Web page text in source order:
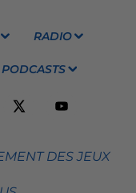
RADIO
PODCASTS
DES JEUX